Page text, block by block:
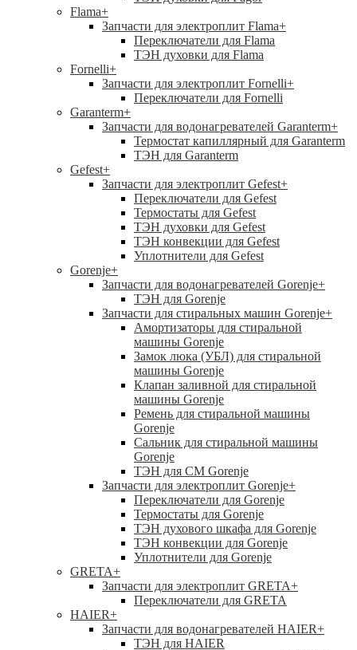
Flama+
Запчасти для электроплит Flama+
Переключатели для Flama
ТЭН духовки для Flama
Fornelli+
Запчасти для электроплит Fornelli+
Переключатели для Fornelli
Garanterm+
Запчасти для водонагревателей Garanterm+
Термостат капиллярный для Garanterm
ТЭН для Garanterm
Gefest+
Запчасти для электроплит Gefest+
Переключатели для Gefest
Термостаты для Gefest
ТЭН духовки для Gefest
ТЭН конвекции для Gefest
Уплотнители для Gefest
Gorenje+
Запчасти для водонагревателей Gorenje+
ТЭН для Gorenje
Запчасти для стиральных машин Gorenje+
Амортизаторы для стиральной
машины Gorenje
Замок люка (УБЛ) для стиральной
машины Gorenje
Клапан заливной для стиральной
машины Gorenje
Ремень для стиральной машины
Gorenje
Сальник для стиральной машины
Gorenje
ТЭН для СМ Gorenje
Запчасти для электроплит Gorenje+
Переключатели для Gorenje
Термостаты для Gorenje
ТЭН духового шкафа для Gorenje
ТЭН конвекции для Gorenje
Уплотнители для Gorenje
GRETA+
Запчасти для электроплит GRETA+
Переключатели для GRETA
HAIER+
Запчасти для водонагревателей HAIER+
ТЭН для HAIER